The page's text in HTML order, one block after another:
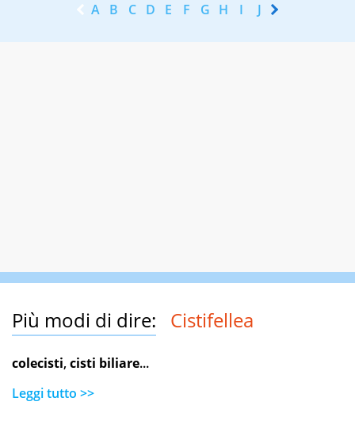
A B C D E F G H I J K
Più modi di dire: Cistifellea
colecisti,cisti biliare...
Leggi tutto >>